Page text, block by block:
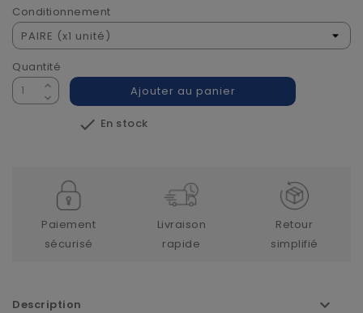
Conditionnement
Quantité
Ajouter au panier
 En stock
Paiement
sécurisé
Livraison
rapide
Retour
simplifié
Description